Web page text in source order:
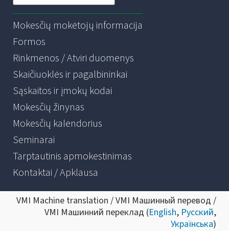
Mokesčių mokėtojų informacija
Formos
Rinkmenos / Atviri duomenys
Skaičiuoklės ir pagalbininkai
Sąskaitos ir įmokų kodai
Mokesčių žinynas
Mokesčių kalendorius
Seminarai
Tarptautinis apmokestinimas
Kontaktai / Apklausa
VMI Machine translation / VMI Машинный перевод /
VMI Машинний переклад (English, Русский,
Українська)